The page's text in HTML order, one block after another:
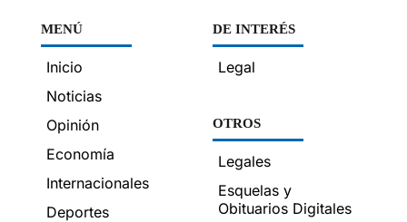
MENÚ
Inicio
Noticias
Opinión
Economía
Internacionales
Deportes
DE INTERÉS
Legal
OTROS
Legales
Esquelas y
Obituarios Digitales